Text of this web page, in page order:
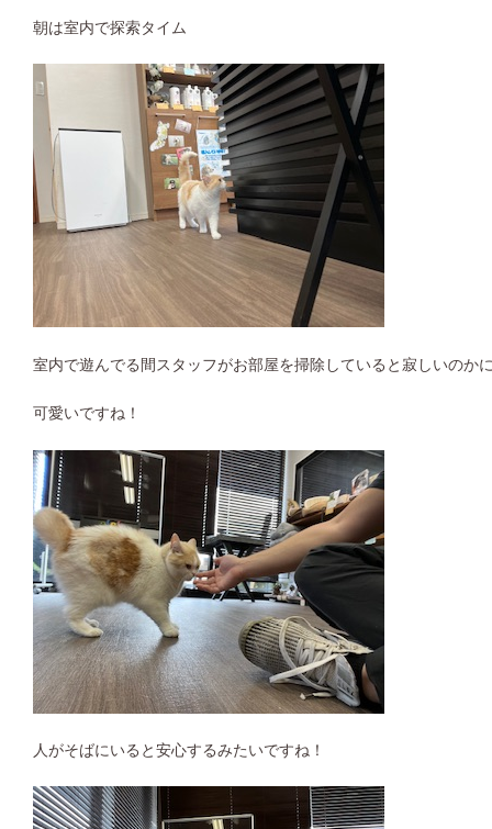
朝は室内で探索タイム
室内で遊んでる間スタッフがお部屋を掃除していると寂しいのか
可愛いですね！
人がそばにいると安心するみたいですね！